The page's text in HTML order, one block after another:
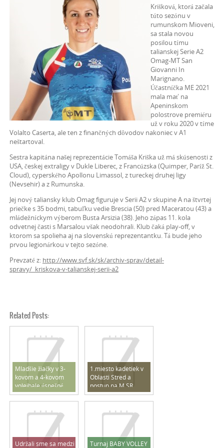
Krišková, ktorá začala
túto sezónu v
rumunskom Mioveni,
sa stala novou
posilou tímu
talianskej Serie A2
Omag-MT San
Giovanni In
Marignano.
Účastníčka ME 2021
mala mať na
Apeninskom
polostrove premiéru
už v roku 2020 v tíme
Volalto Caserta, ale ten z finančných dôvodov nakoniec v A1
neštartoval.
Sestra kapitána našej reprezentácie Tomáša Kriška už má skúsenosti z
USA, českej extraligy v Dukle Liberec, z Francúzska (Quimper, Paríž St.
Cloud), cyperského Apollonu Limassol, z tureckej druhej ligy
(Nevsehir) a z Rumunska.
Jej nový taliansky klub Omag figuruje v Serii A2 v skupine A na štvrtej
priečke s 35 bodmi, tabuľku vedie Brescia (50) pred Maceratou (43) a
mládežníckym výberom Busta Arsizia (38). Jeho zápas 11. kola
odvetnej časti s Marsalou však neodohrali. Klub čaká play-off, v
ktorom sa spolieha aj na slovenskú reprezentantku. Tá bude jeho
prvou legionárkou v tejto sezóne.
Prevzaté z: http://www.svf.sk/sk/archiv-sprav/detail-
spravy/_kriskova-v-talianskej-serii-a2
Related Posts:
Mladšie žiačky v 3-
kovom a 4-kovom
volejbale úspešné
1.miesto kadetiek v
Oblasti Stred a
postup na M SR
2025/2026
Udržali sme sa medzi Turnaj BABY VOLLEY